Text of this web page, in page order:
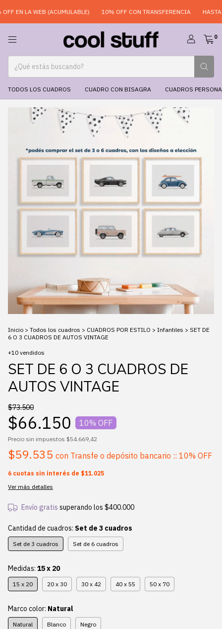
EN LA WEB (ACUMULABLE) 10% OFF CON TRANSFERENCIA HASTA
0
TODOS LOS CUADROS CUADRO CON BISAGRA CUADROS
Inicio > Todos los cuadros > CUADROS POR ESTILO > Infantiles > SET DE
6 O 3 CUADROS DE AUTOS VINTAGE
+10 vendidos
SET DE 6 O 3 CUADROS DE
AUTOS VINTAGE
$73.500
$66.150 10% OFF
Precio sin impuestos $54.669,42
$59.535 con Transfe o depósito bancario :: 10% OFF
6 cuotas sin interés de $11.025
Ver más detalles
Envío gratis superando los $400.000
Cantidad de cuadros: Set de 3 cuadros
Set de 3 cuadros Set de 6 cuadros
Medidas: 15 x 20
15 x 20 20 x 30 30 x 42 40 x 55 50 x 70
Marco color: Natural
Natural Blanco Negro